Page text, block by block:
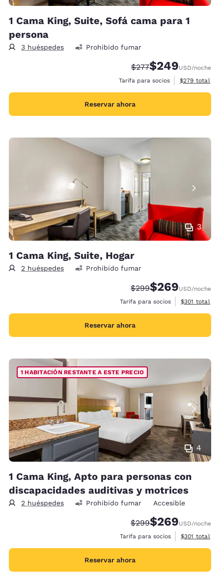
1 Cama King, Suite, Sofá cama para 1
persona
3 huéspedes Prohibido fumar
Precio tachado:
$277Precio con
$249USD/noche
Tarifa para socios
Ver detalles
$279 total
Reservar ahora
3
1 Cama King, Suite, Hogar
2 huéspedes Prohibido fumar
Precio tachado:
$299Precio con
$269USD/noche
Tarifa para socios
Ver detalles
$301 total
Reservar ahora
4
1 HABITACIÓN RESTANTE A ESTE PRECIO
1 Cama King, Apto para personas con
discapacidades auditivas y motrices
2 huéspedes Prohibido fumar Accesible
Precio tachado:
$299Precio con
$269USD/noche
Tarifa para socios
Ver detalles
$301 total
Reservar ahora